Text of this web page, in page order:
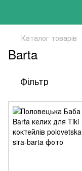
Каталог товарів
Barta
Фільтр